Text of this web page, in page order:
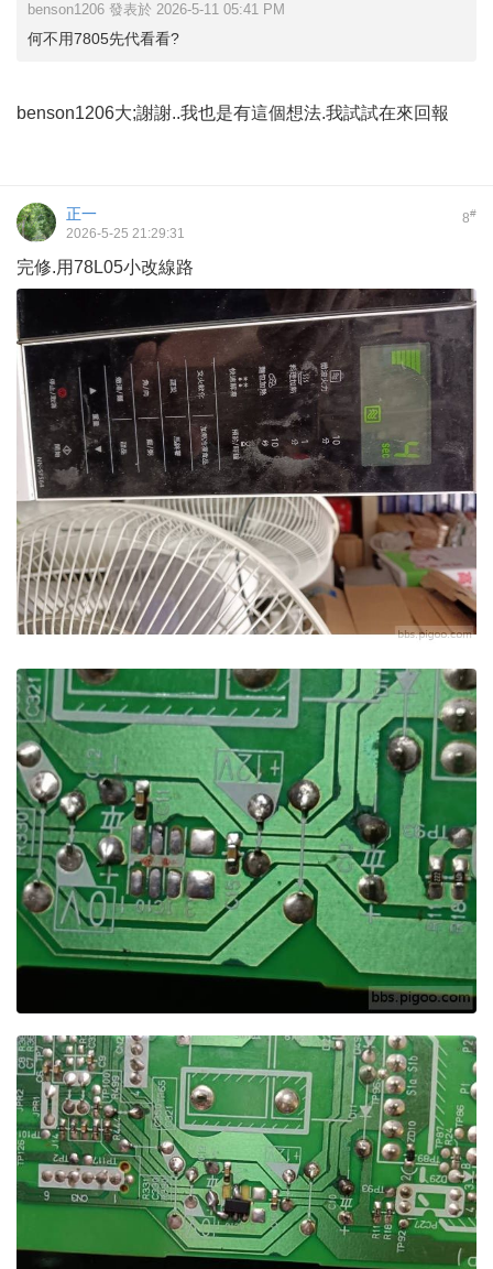
benson1206 發表於 2026-5-11 05:41 PM
何不用7805先代看看?
benson1206大;謝謝..我也是有這個想法.我試試在來回報
8#
正一
2026-5-25 21:29:31
完修.用78L05小改線路